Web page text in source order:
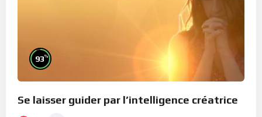
93%
Se laisser guider par l’intelligence créatrice